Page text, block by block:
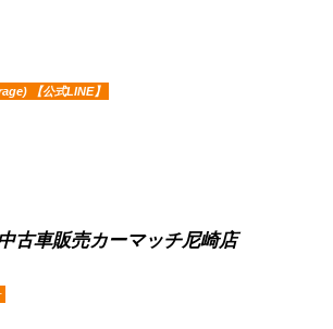
【公式LINE】
古車販売カーマッチ尼崎店